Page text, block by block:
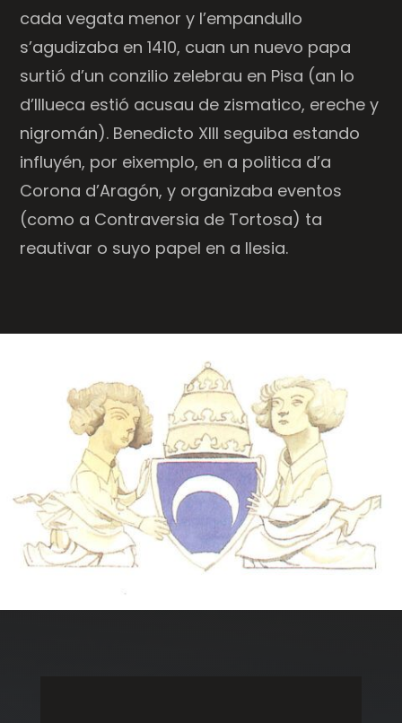
cada vegata menor y l’empandullo
s’agudizaba en 1410, cuan un nuevo papa
surtió d’un conzilio zelebrau en Pisa (an lo
d’Illueca estió acusau de zismatico, ereche y
nigromán). Benedicto XIII seguiba estando
influyén, por eixemplo, en a politica d’a
Corona d’Aragón, y organizaba eventos
(como a Contraversia de Tortosa) ta
reautivar o suyo papel en a Ilesia.